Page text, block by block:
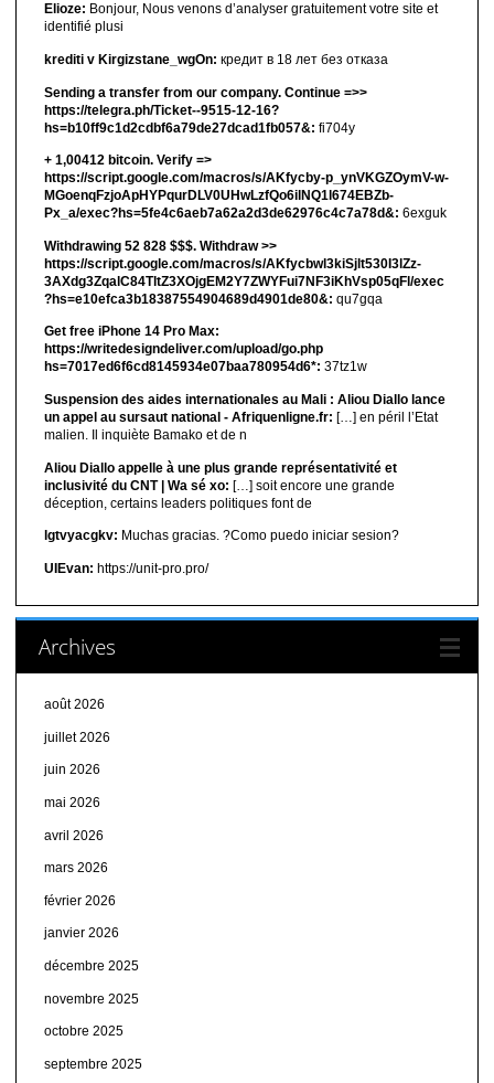
Elioze: Bonjour, Nous venons d’analyser gratuitement votre site et
identifié plusi
krediti v Kirgizstane_wgOn: кредит в 18 лет без отказа
Sending a transfer from our company. Continue =>>
https://telegra.ph/Ticket--9515-12-16?
hs=b10ff9c1d2cdbf6a79de27dcad1fb057&: fi704y
+ 1,00412 bitсоin. Verify =>
https://script.google.com/macros/s/AKfycby-p_ynVKGZOymV-w-
MGoenqFzjoApHYPqurDLV0UHwLzfQo6ilNQ1l674EBZb-
Px_a/exec?hs=5fe4c6aeb7a62a2d3de62976c4c7a78d&: 6exguk
Withdrawing 52 828 $$$. Withdrаw >>
https://script.google.com/macros/s/AKfycbwl3kiSjlt530I3lZz-
3AXdg3ZqalC84TltZ3XOjgEM2Y7ZWYFui7NF3iKhVsp05qFl/exec
?hs=e10efca3b18387554904689d4901de80&: qu7gqa
Get free iPhone 14 Pro Max:
https://writedesigndeliver.com/upload/go.php
hs=7017ed6f6cd8145934e07baa780954d6*: 37tz1w
Suspension des aides internationales au Mali : Aliou Diallo lance
un appel au sursaut national - Afriquenligne.fr: […] en péril l’Etat
malien. Il inquiète Bamako et de n
Aliou Diallo appelle à une plus grande représentativité et
inclusivité du CNT | Wa sé xo: […] soit encore une grande
déception, certains leaders politiques font de
lgtvyacgkv: Muchas gracias. ?Como puedo iniciar sesion?
UIEvan: https://unit-pro.pro/
Archives
août 2026
juillet 2026
juin 2026
mai 2026
avril 2026
mars 2026
février 2026
janvier 2026
décembre 2025
novembre 2025
octobre 2025
septembre 2025